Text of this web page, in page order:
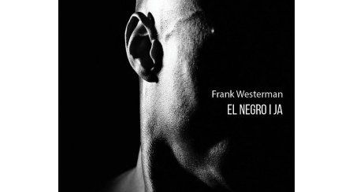
EL NEGRO I JA
Próba odtworzenia życia tzw.
buszmena z Banyoles – wypchanego
człowieka, który był eksponatem
muzealnym aż do lat 90. XX wieku.
Holenderki reporter przywraca
buszmenowi z Banyoles ludzką
godność i stawia pytania o istotę
rasizmu.